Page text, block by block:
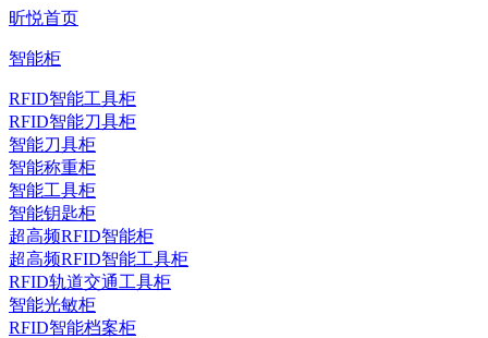
昕悦首页
智能柜
RFID智能工具柜
RFID智能刀具柜
智能刀具柜
智能称重柜
智能工具柜
智能钥匙柜
超高频RFID智能柜
超高频RFID智能工具柜
RFID轨道交通工具柜
智能光敏柜
RFID智能档案柜